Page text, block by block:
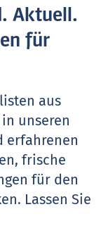
Aktuell.
für
aus
unseren
erfahrenen
frische
für den
Lassen Sie